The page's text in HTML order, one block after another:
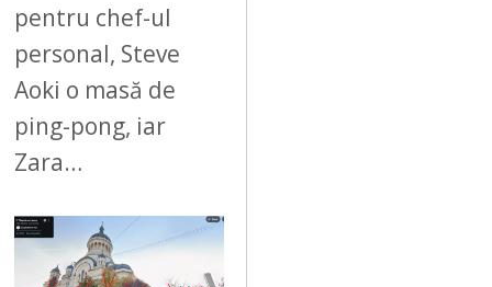
pentru chef-ul
personal, Steve
Aoki o masă de
ping-pong, iar
Zara…